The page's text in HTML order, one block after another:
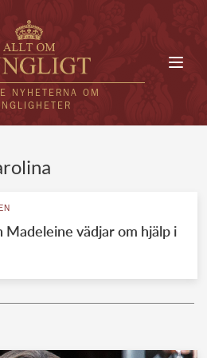
NYHETERNA OM
KUNGAHUS
kungahuset
Madeleine vädjar om hjälp i